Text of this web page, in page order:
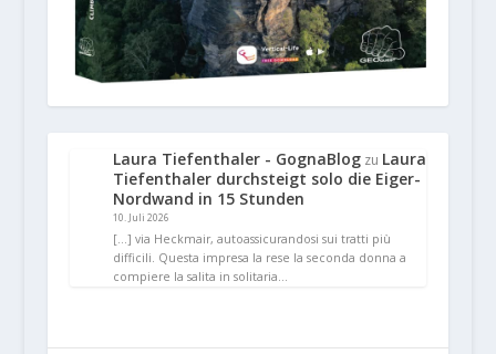
Laura Tiefenthaler - GognaBlogzu Laura
Tiefenthaler durchsteigt solo die Eiger-
Nordwand in 15 Stunden
10. Juli 2026
[…] via Heckmair, autoassicurandosi sui tratti più
difficili. Questa impresa la rese la seconda donna a
compiere la salita in solitaria…